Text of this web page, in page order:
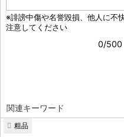
関連キーワード
粗品